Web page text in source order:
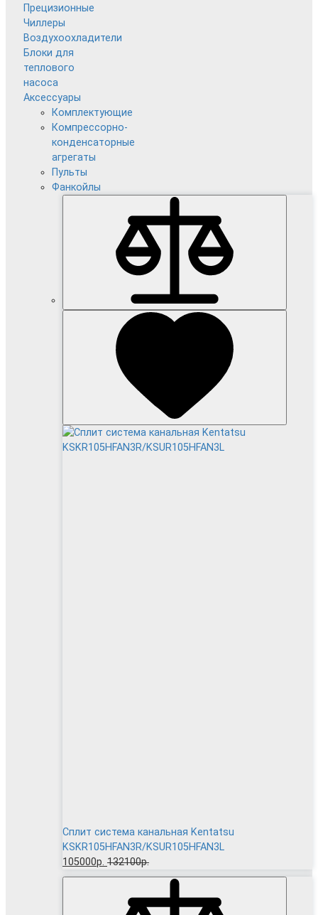
Прецизионные
Чиллеры
Воздухоохладители
Блоки для
теплового
насоса
Аксессуары
Комплектующие
Компрессорно-
конденсаторные
агрегаты
Пульты
Фанкойлы
Сплит система канальная Kentatsu
KSKR105HFAN3R/KSUR105HFAN3L
105000р. 132100р.